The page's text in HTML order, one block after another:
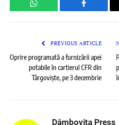
WhatsApp Facebook
PREVIOUS ARTICLE
Oprire programată a furnizării apei
potabile în cartierul CFR din
Târgoviște, pe 3 decembrie
Dâmboviţa Press